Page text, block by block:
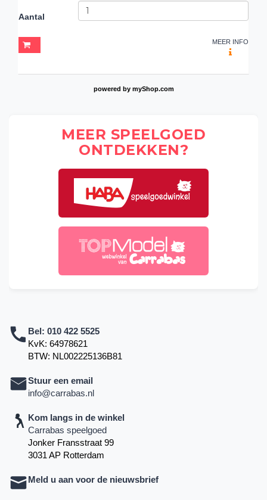
Aantal
MEER INFO
powered by myShop.com
MEER SPEELGOED
ONTDEKKEN?
Bel: 010 422 5525
KvK: 64978621
BTW: NL002225136B81
Stuur een email
info@carrabas.nl
Kom langs in de winkel
Carrabas speelgoed
Jonker Fransstraat 99
3031 AP Rotterdam
Meld u aan voor de nieuwsbrief